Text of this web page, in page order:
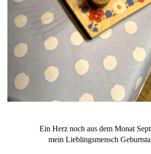
Ein Herz noch aus dem Monat
mein Lieblingsmensch